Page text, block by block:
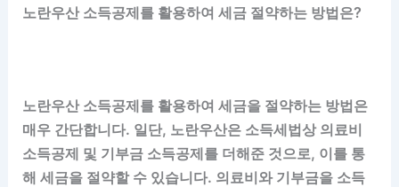
노란우산 소득공제를 활용하여 세금 절약하는 방법은?
노란우산 소득공제를 활용하여 세금을 절약하는 방법은
매우 간단합니다. 일단, 노란우산은 소득세법상 의료비
소득공제 및 기부금 소득공제를 더해준 것으로, 이를 통
해 세금을 절약할 수 있습니다. 의료비와 기부금을 소득